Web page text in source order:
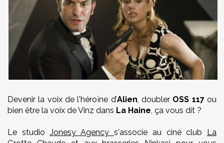
Devenir la voix de l'héroïne d’Alien, doubler OSS 117ou
bien être la voix de Vinz dans La Haine, ça vous dit ?
Le studio Jonesy Agency s'associe au ciné club La